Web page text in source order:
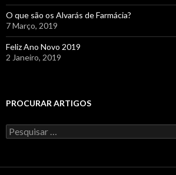
O que são os Alvarás de Farmácia?
7 Março, 2019
Feliz Ano Novo 2019
2 Janeiro, 2019
PROCURAR ARTIGOS
Pesquisar
por: